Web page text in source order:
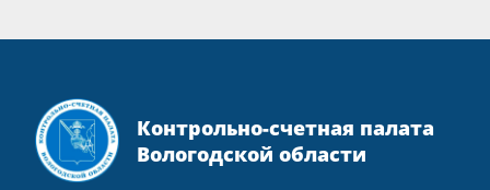
Контрольно-счетная палата
Вологодской области